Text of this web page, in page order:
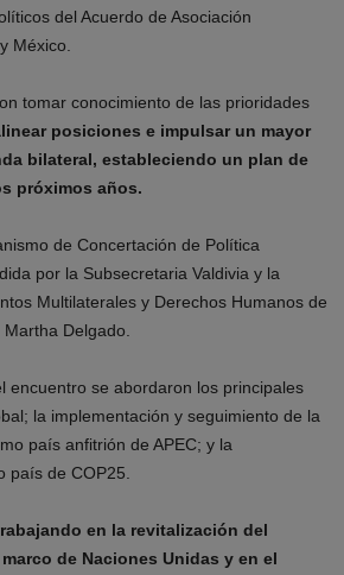
del Acuerdo de Asociación
México.
tomar conocimiento de las prioridades
posiciones e impulsar un mayor
bilateral, estableciendo un plan de
próximos años.
de Concertación de Política
por la Subsecretaria Valdivia y la
Multilaterales y Derechos Humanos de
Delgado.
encuentro se abordaron los principales
la implementación y seguimiento de la
país anfitrión de APEC; y la
país de COP25.
en la revitalización del
de Naciones Unidas y en el